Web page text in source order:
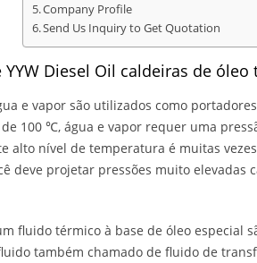
Company Profile
Send Us Inquiry to Get Quotation
Diesel Oil caldeiras de óleo
e vapor são utilizados como
100 ℃, água e vapor requer uma
alto nível de temperatura é muitas
deve projetar pressões muito
fluido térmico à base de óleo especial
também chamado de fluido de